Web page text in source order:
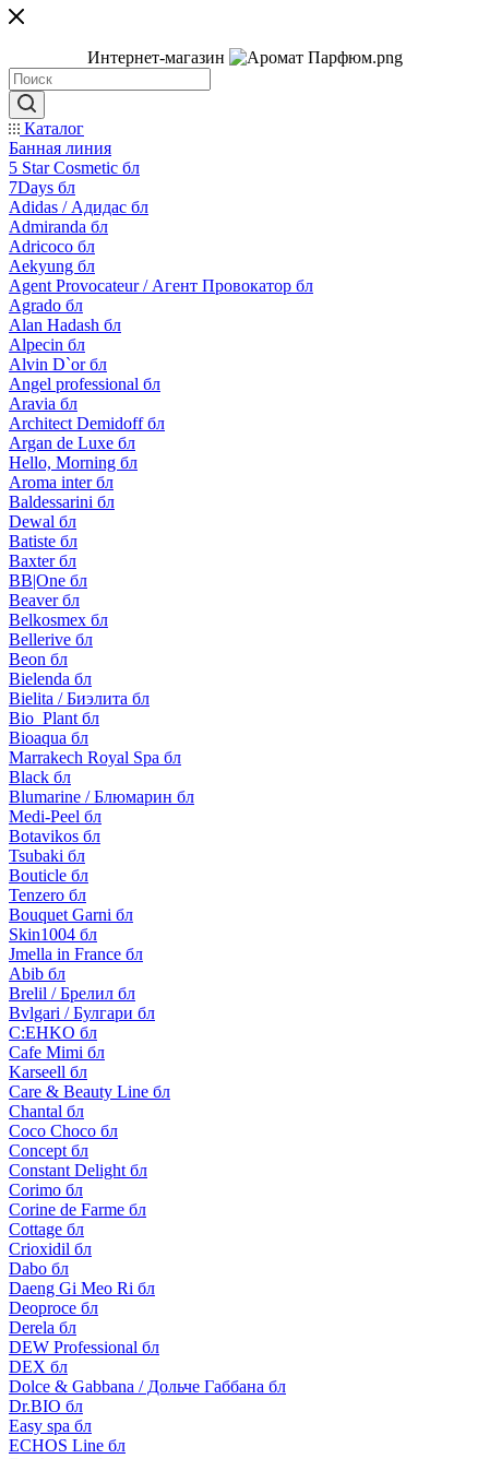
Интернет-магазин
Каталог
Банная линия
5 Star Cosmetic бл
7Days бл
Adidas / Адидас бл
Admiranda бл
Adricoco бл
Aekyung бл
Agent Provocateur / Агент Провокатор бл
Agrado бл
Alan Hadash бл
Alpecin бл
Alvin D`or бл
Angel professional бл
Aravia бл
Architect Demidoff бл
Argan de Luxe бл
Hello, Morning бл
Aroma inter бл
Baldessarini бл
Dewal бл
Batiste бл
Baxter бл
BB|One бл
Beaver бл
Belkosmex бл
Bellerive бл
Beon бл
Bielenda бл
Bielita / Биэлита бл
Bio_Plant бл
Bioaqua бл
Marrakech Royal Spa бл
Black бл
Blumarine / Блюмарин бл
Medi-Peel бл
Botavikos бл
Tsubaki бл
Bouticle бл
Tenzero бл
Bouquet Garni бл
Skin1004 бл
Jmella in France бл
Abib бл
Brelil / Брелил бл
Bvlgari / Булгари бл
C:EHKO бл
Cafe Mimi бл
Karseell бл
Care & Beauty Line бл
Chantal бл
Coco Choco бл
Concept бл
Constant Delight бл
Corimo бл
Corine de Farme бл
Cottage бл
Crioxidil бл
Dabo бл
Daeng Gi Meo Ri бл
Deoproce бл
Derela бл
DEW Professional бл
DEX бл
Dolce & Gabbana / Дольче Габбана бл
Dr.BIO бл
Easy spa бл
ECHOS Line бл